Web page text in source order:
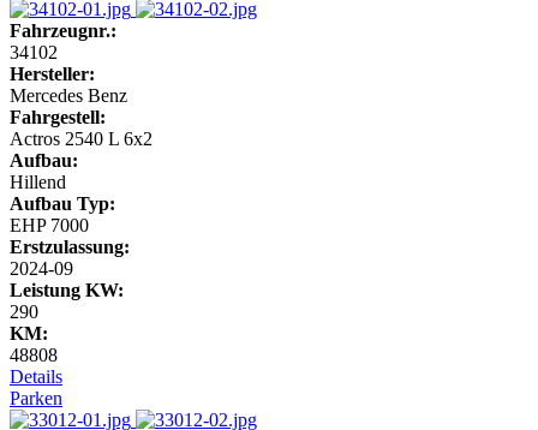
Fahrzeugnr.:
34102
Hersteller:
Mercedes Benz
Fahrgestell:
Actros 2540 L 6x2
Aufbau:
Hillend
Aufbau Typ:
EHP 7000
Erstzulassung:
2024-09
Leistung KW:
290
KM:
48808
Details
Parken